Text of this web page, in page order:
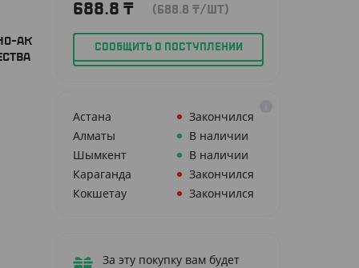
688.8 ₸ (688.8 ₸/ШТ)
СООБЩИТЬ О ПОСТУПЛЕНИИ
Астана
Закончился
Алматы
В наличии
Шымкент
В наличии
Караганда
Закончился
Кокшетау
Закончился
За эту покупку вам будет
АК